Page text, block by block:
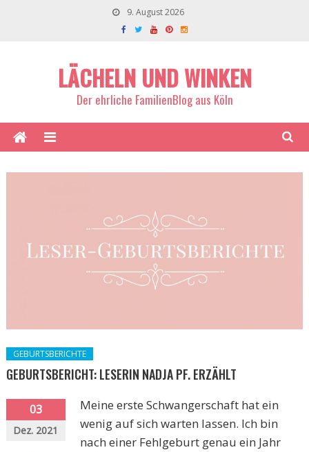
9. August 2026
LÄCHELN UND WINKEN
Der ehrliche FamilienBlog aus Köln
GEBURTSBERICHTE
GEBURTSBERICHT: LESERIN NADJA PF. ERZÄHLT
03
Dez. 2021
Meine erste Schwangerschaft hat ein
wenig auf sich warten lassen. Ich bin
nach einer Fehlgeburt genau ein Jahr